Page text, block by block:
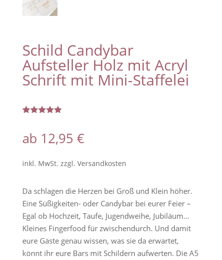
Schild Candybar
Aufsteller Holz mit Acryl
Schrift mit Mini-Staffelei
von 5,
basierend
ertungen
ab 12,95 €
inkl. MwSt. zzgl. Versandkosten
Da schlagen die Herzen bei Groß und Klein höher.
Eine Süßigkeiten- oder Candybar bei eurer Feier –
Egal ob Hochzeit, Taufe, Jugendweihe, Jubiläum…
Kleines Fingerfood für zwischendurch. Und damit
eure Gäste genau wissen, was sie da erwartet,
könnt ihr eure Bars mit Schildern aufwerten. Die A5